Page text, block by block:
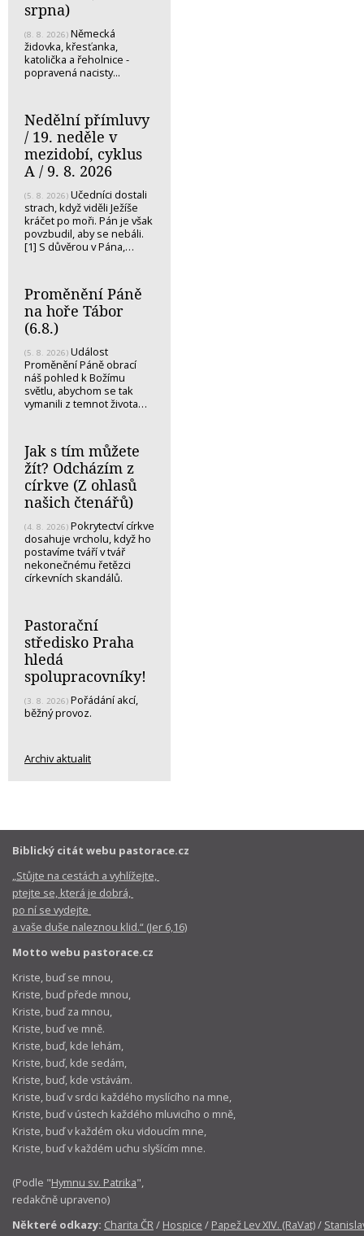
srpna)
(8. 8. 2026) Německá
židovka, křesťanka,
katolička a řeholnice -
popravená nacisty...
Nedělní přímluvy
/ 19. neděle v
mezidobí, cyklus
A / 9. 8. 2026
(5. 8. 2026) Učedníci dostali
strach, když viděli Ježíše
kráčet po moři. Pán je však
povzbudil, aby se nebáli.
[1] S důvěrou v Pána,…
Proměnění Páně
na hoře Tábor
(6.8.)
(5. 8. 2026) Událost
Proměnění Páně obrací
náš pohled k Božímu
světlu, abychom se tak
vymanili z temnot života…
Jak s tím můžete
žít? Odcházím z
církve (Z ohlasů
našich čtenářů)
(4. 8. 2026) Pokrytectví církve
dosahuje vrcholu, když ho
postavíme tváří v tvář
nekonečnému řetězci
církevních skandálů.
Pastorační
středisko Praha
hledá
spolupracovníky!
(3. 8. 2026) Pořádání akcí,
běžný provoz.
Archiv aktualit
Biblický citát webu pastorace.cz
„Stůjte na cestách a vyhlížejte,
ptejte se, která je dobrá,
po ní se vydejte
a vaše duše naleznou klid.“ (Jer 6,16)
Motto webu pastorace.cz
Kriste, buď se mnou,
Kriste, buď přede mnou,
Kriste, buď za mnou,
Kriste, buď ve mně.
Kriste, buď, kde lehám,
Kriste, buď, kde sedám,
Kriste, buď, kde vstávám.
Kriste, buď v srdci každého myslícího na mne,
Kriste, buď v ústech každého mluvicího o mně,
Kriste, buď v každém oku vidoucím mne,
Kriste, buď v každém uchu slyšícím mne.
(Podle "Hymnu sv. Patrika",
redakčně upraveno)
Některé odkazy: Charita ČR/ Hospice / Papež Lev XIV. (RaVat)/